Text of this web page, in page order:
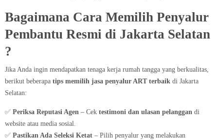
Bagaimana Cara Memilih Penyalur
Pembantu Resmi di Jakarta Selatan​
?
Jika Anda ingin mendapatkan tenaga kerja rumah tangga yang berkualitas,
berikut beberapa tips memilih jasa penyalur ART terbaik di Jakarta
Selatan:
✅ Periksa Reputasi Agen – Cek testimoni dan ulasan pelanggan di
website atau media sosial.
✅ Pastikan Ada Seleksi Ketat – Pilih penyalur yang melakukan